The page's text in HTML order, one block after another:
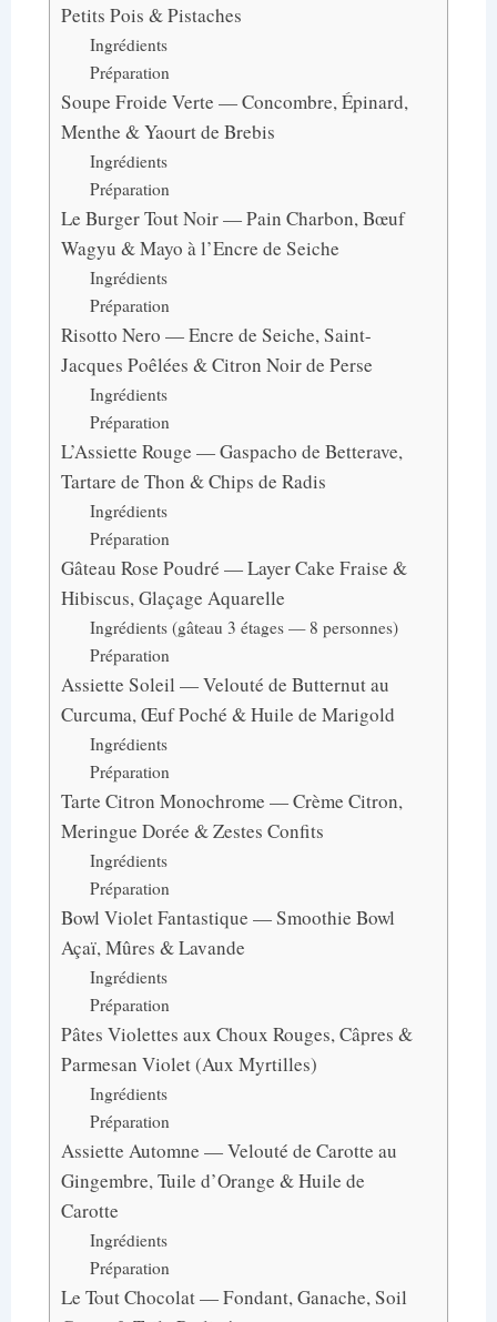
Petits Pois & Pistaches
Ingrédients
Préparation
Soupe Froide Verte — Concombre, Épinard,
Menthe & Yaourt de Brebis
Ingrédients
Préparation
Le Burger Tout Noir — Pain Charbon, Bœuf
Wagyu & Mayo à l’Encre de Seiche
Ingrédients
Préparation
Risotto Nero — Encre de Seiche, Saint-
Jacques Poêlées & Citron Noir de Perse
Ingrédients
Préparation
L’Assiette Rouge — Gaspacho de Betterave,
Tartare de Thon & Chips de Radis
Ingrédients
Préparation
Gâteau Rose Poudré — Layer Cake Fraise &
Hibiscus, Glaçage Aquarelle
Ingrédients (gâteau 3 étages — 8 personnes)
Préparation
Assiette Soleil — Velouté de Butternut au
Curcuma, Œuf Poché & Huile de Marigold
Ingrédients
Préparation
Tarte Citron Monochrome — Crème Citron,
Meringue Dorée & Zestes Confits
Ingrédients
Préparation
Bowl Violet Fantastique — Smoothie Bowl
Açaï, Mûres & Lavande
Ingrédients
Préparation
Pâtes Violettes aux Choux Rouges, Câpres &
Parmesan Violet (Aux Myrtilles)
Ingrédients
Préparation
Assiette Automne — Velouté de Carotte au
Gingembre, Tuile d’Orange & Huile de
Carotte
Ingrédients
Préparation
Le Tout Chocolat — Fondant, Ganache, Soil